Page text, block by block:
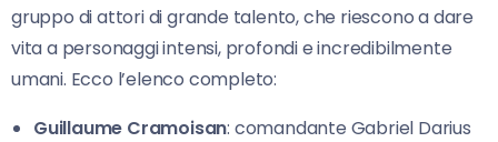
gruppo di attori di grande talento, che riescono a dare
vita a personaggi intensi, profondi e incredibilmente
umani. Ecco l’elenco completo:
Guillaume Cramoisan: comandante Gabriel Darius